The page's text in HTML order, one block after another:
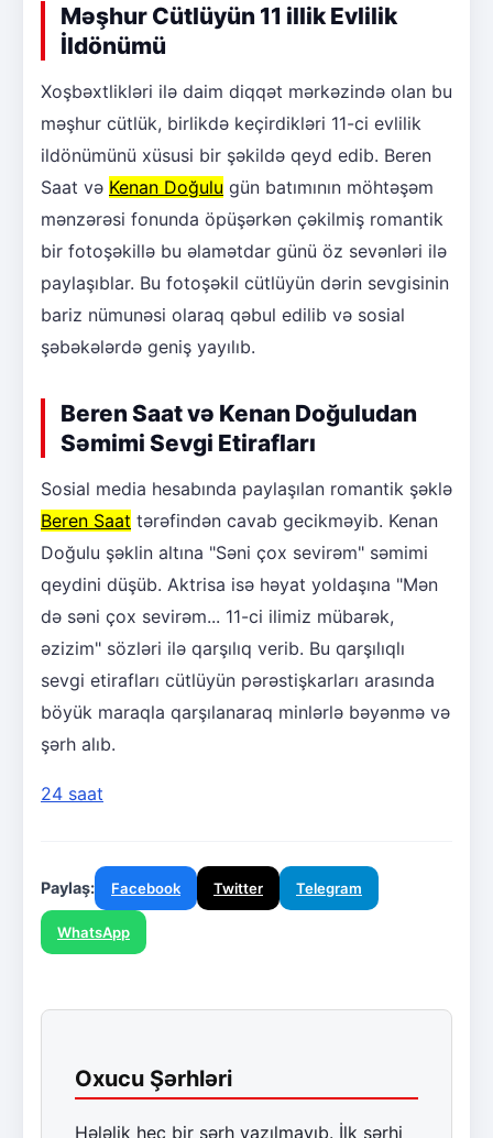
Məşhur Cütlüyün 11 illik Evlilik
İldönümü
Xoşbəxtlikləri ilə daim diqqət mərkəzində olan bu
məşhur cütlük, birlikdə keçirdikləri 11-ci evlilik
ildönümünü xüsusi bir şəkildə qeyd edib. Beren
Saat və Kenan Doğulu gün batımının möhtəşəm
mənzərəsi fonunda öpüşərkən çəkilmiş romantik
bir fotoşəkillə bu əlamətdar günü öz sevənləri ilə
paylaşıblar. Bu fotoşəkil cütlüyün dərin sevgisinin
bariz nümunəsi olaraq qəbul edilib və sosial
şəbəkələrdə geniş yayılıb.
Beren Saat və Kenan Doğuludan
Səmimi Sevgi Etirafları
Sosial media hesabında paylaşılan romantik şəklə
Beren Saat tərəfindən cavab gecikməyib. Kenan
Doğulu şəklin altına "Səni çox sevirəm" səmimi
qeydini düşüb. Aktrisa isə həyat yoldaşına "Mən
də səni çox sevirəm... 11-ci ilimiz mübarək,
əzizim" sözləri ilə qarşılıq verib. Bu qarşılıqlı
sevgi etirafları cütlüyün pərəstişkarları arasında
böyük maraqla qarşılanaraq minlərlə bəyənmə və
şərh alıb.
24 saat
Paylaş: Facebook Twitter Telegram
WhatsApp
Oxucu Şərhləri
Hələlik heç bir şərh yazılmayıb. İlk şərhi